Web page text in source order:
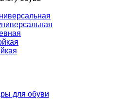
для обуви